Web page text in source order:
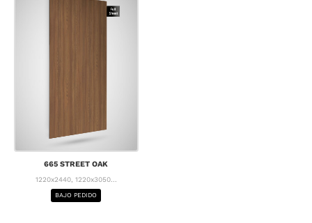
665 STREET OAK
1220x2440, 1220x3050...
BAJO PEDIDO